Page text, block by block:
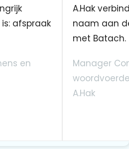
afspraak
en
A.Hak
naam aan
met Batach.
Manager
A.Hak